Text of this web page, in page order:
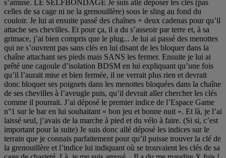
s’amuse. LE SELFBONDAGE Je suis allé déposer les clés (pas
celles de sa cage ni ne la grenouillère) sous le sling au fond du
couloir. Je lui ai ensuite passé des chaînes + deux cadenas pour qu’il
attache ses chevilles. Et pour ça, il a du s’asseoir par terre et, à sa
grimace, j’ai bien compris que le plug... Je lui ai passé des menottes
qui ne s’ouvrent pas sans clés en lui disant de les bloquer dans la
chaîne attachant ses pieds mais SANS les fermer. Ensuite je lui ai
prêté une cagoule d’isolation BDSM en lui expliquant qu’une fois
qu’il l’aurait mise et bien fermée, il ne verrait plus rien et devrait
donc bloquer ses poignets dans les menottes bloquées dans la chaîne
de ses chevilles à l’aveugle puis, qu’il devrait aller chercher les clés
comme il pourrait. J’ai déposé le premier indice de l’Espace Game
n°1 sur le bar en lui souhaitant « bon jeu et bonne nuit ». Et là, je l’ai
laissé seul, j’avais de la marche à pied et du vélo à faire. (Si si, c’est
important pour la suite) Je suis donc allé déposé les indices sur le
terrain que je connais parfaitement pour qu’il puisse trouver la clé de
la grenouillère et l’indice lui indiquant où se trouvaient les clés de sa